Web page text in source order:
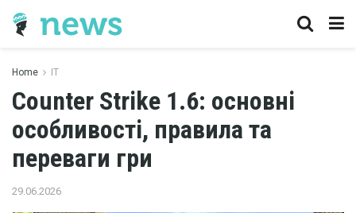
Home IT
Counter Strike 1.6: основні
особливості, правила та
переваги гри
29.06.2026